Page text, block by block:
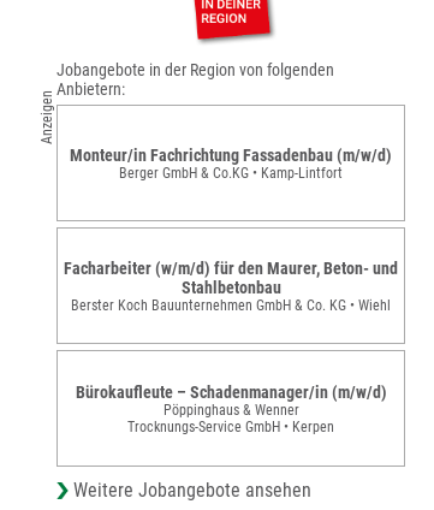
Anzeigen
Jobangebote in der Region von folgenden
Anbietern:
Monteur/in Fachrichtung Fassadenbau (m/w/d)
Berger GmbH & Co.KG • Kamp-Lintfort
Facharbeiter (w/m/d) für den Maurer, Beton- und
Stahlbetonbau
Berster Koch Bauunternehmen GmbH & Co. KG • Wiehl
Bürokaufleute – Schadenmanager/in (m/w/d)
Pöppinghaus & Wenner
Trocknungs-Service GmbH • Kerpen
Weitere Jobangebote ansehen